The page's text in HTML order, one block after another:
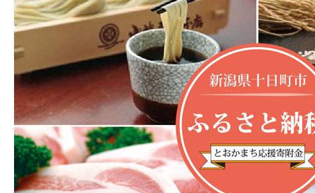
納
税
「と
お
か